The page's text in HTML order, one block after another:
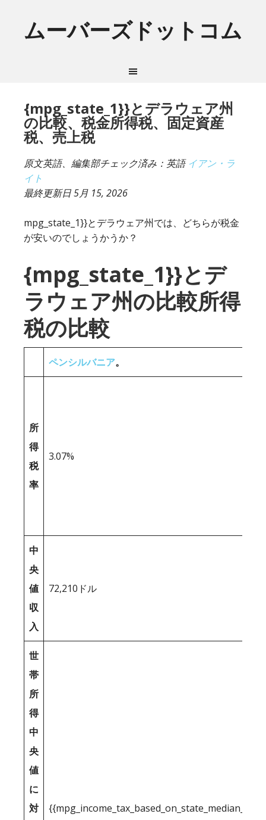
ムーバーズドットコム
{mpg_state_1}}とデラウェア州
の比較、税金所得税、固定資産
税、売上税
原文英語、編集部チェック済み：英語イアン・ラ
イト
最終更新日5月 15, 2026
mpg_state_1}}とデラウェア州では、どちらが税金
が安いのでしょうかうか？
{mpg_state_1}}とデ
ラウェア州の比較所得
税の比較
ペンシルバニア。
所
得
税
率
3.07%
中
央
値
収
入
72,210ドル
世
帯
所
得
中
央
値
に
対